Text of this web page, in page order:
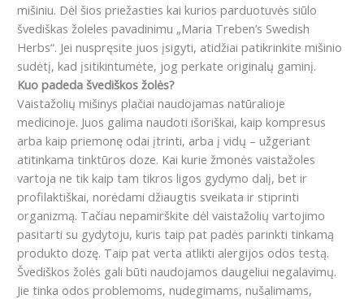
mišiniu. Dėl šios priežasties kai kurios parduotuvės siūlo
švediškas žoleles pavadinimu „Maria Treben’s Swedish
Herbs“. Jei nuspręsite juos įsigyti, atidžiai patikrinkite mišinio
sudėtį, kad įsitikintumėte, jog perkate originalų gaminį.
Kuo padeda švediškos žolės?
Vaistažolių mišinys plačiai naudojamas natūralioje
medicinoje. Juos galima naudoti išoriškai, kaip kompresus
arba kaip priemonę odai įtrinti, arba į vidų – užgeriant
atitinkama tinktūros doze. Kai kurie žmonės vaistažoles
vartoja ne tik kaip tam tikros ligos gydymo dalį, bet ir
profilaktiškai, norėdami džiaugtis sveikata ir stiprinti
organizmą. Tačiau nepamirškite dėl vaistažolių vartojimo
pasitarti su gydytoju, kuris taip pat padės parinkti tinkamą
produkto dozę. Taip pat verta atlikti alergijos odos testą.
Švediškos žolės gali būti naudojamos daugeliui negalavimų.
Jie tinka odos problemoms, nudegimams, nušalimams,